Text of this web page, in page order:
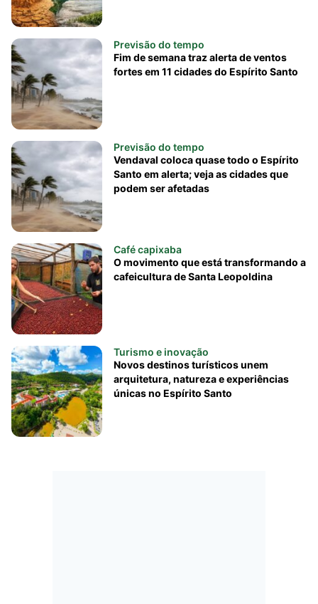
Previsão do tempo
Fim de semana traz alerta de ventos
fortes em 11 cidades do Espírito Santo
Previsão do tempo
Vendaval coloca quase todo o Espírito
Santo em alerta; veja as cidades que
podem ser afetadas
Café capixaba
O movimento que está transformando a
cafeicultura de Santa Leopoldina
Turismo e inovação
Novos destinos turísticos unem
arquitetura, natureza e experiências
únicas no Espírito Santo